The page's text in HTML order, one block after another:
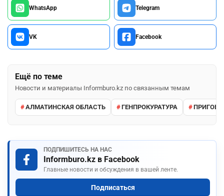
WhatsApp Telegram
VK Facebook
Ещё по теме
Новости и материалы Informburo.kz по связанным темам
АЛМАТИНСКАЯ ОБЛАСТЬ ГЕНПРОКУРАТУРА
ПОДПИШИТЕСЬ НА НАС
Informburo.kz в Facebook
Главные новости и обсуждения в вашей ленте.
Подписаться